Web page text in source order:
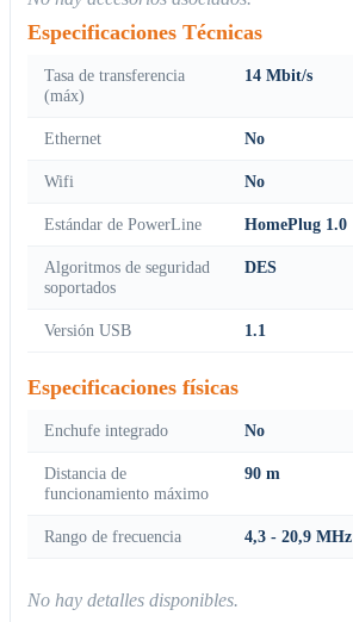
Especificaciones Técnicas
Tasa de transferencia
(máx)
14 Mbit/s
Ethernet No
Wifi No
Estándar de PowerLine HomePlug 1.0
Algoritmos de seguridad
soportados
DES
Versión USB 1.1
Especificaciones físicas
Enchufe integrado No
Distancia de
funcionamiento máximo
90 m
Rango de frecuencia 4,3 - 20,9 MHz
No hay detalles disponibles.